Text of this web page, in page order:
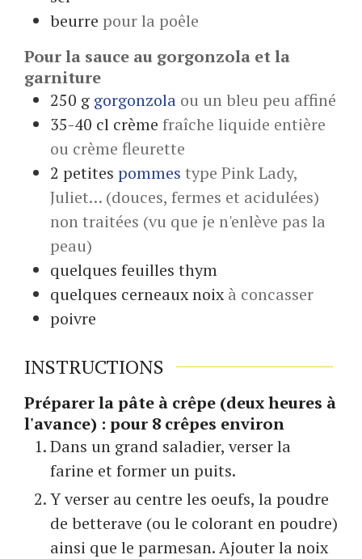
beurre pour la poêle
Pour la sauce au gorgonzola et la
garniture
250 g gorgonzola ou un bleu peu affiné
35-40 cl crème fraîche liquide entière
ou crème fleurette
2 petites pommes type Pink Lady,
Juliet… (douces, fermes et acidulées)
non traitées (vu que je n'enlève pas la
peau)
quelques feuilles thym
quelques cerneauxnoix à concasser
poivre
INSTRUCTIONS
Préparer la pâte à crêpe (deux heures à
l'avance) : pour 8 crêpes environ
Dans un grand saladier, verser la
farine et former un puits.
Y verser au centre les oeufs, la poudre
de betterave (ou le colorant en poudre)
ainsi que le parmesan. Ajouter la noix